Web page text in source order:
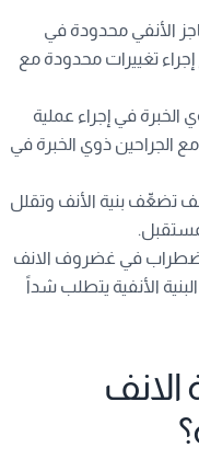
الأنفي محدودة في
تغييرات محدودة مع
في إجراء عملية
مع الجراحين ذوي الخبرة في
تضعِّف بنية الأنف وتقلل
في غضروف الانف
الأنفية يتطلب شداً
الانف